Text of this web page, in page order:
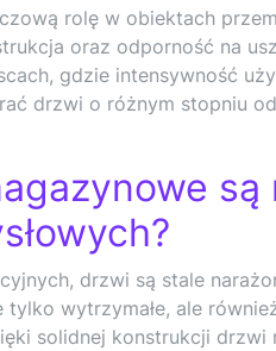
rolę w obiektach
oraz odporność na
gdzie intensywność
drzwi o różnym stopniu
drzwi są stale
tylko wytrzymałe, ale
solidnej konstrukcji